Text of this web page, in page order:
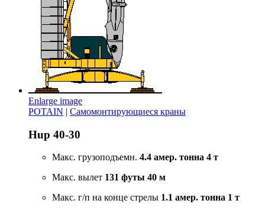
Enlarge image
POTAIN | Самомонтирующиеся краны
Hup 40-30
Макс. грузоподъемн. 4.4 амер. тонна 4 т
Макс. вылет 131 футы 40 м
Макс. г/п на конце стрелы 1.1 амер. тонна 1 т